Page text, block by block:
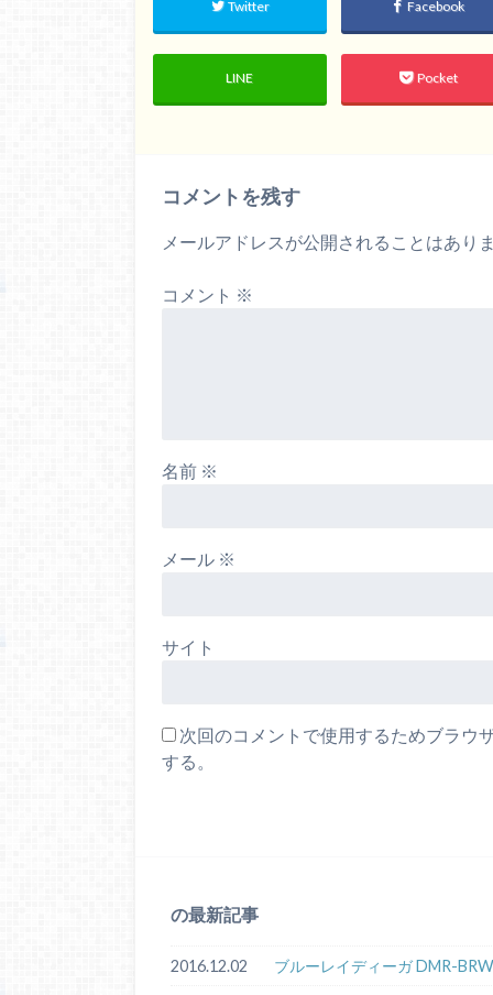
Twitter Facebook
LINE Pocket
コメントを残す
メールアドレスが公開されることはあり
コメント ※
名前 ※
メール ※
サイト
次回のコメントで使用するためブラウ
する。
の最新記事
2016.12.02 ブルーレイディーガ DMR-